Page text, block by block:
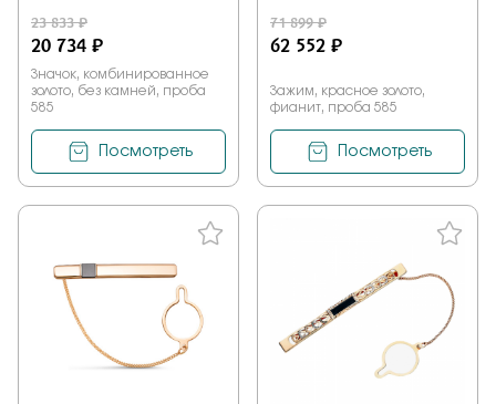
23 833 ₽
20 734 ₽
Значок, комбинированное
золото, без камней, проба
585
Посмотреть
71 899 ₽
62 552 ₽
Зажим, красное золото,
фианит, проба 585
Посмотреть